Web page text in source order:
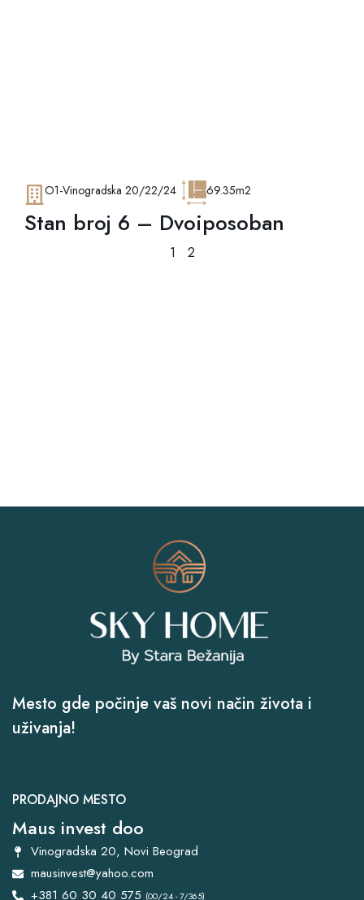
O1-Vinogradska 20/22/24 69.35m2
Stan broj 6 – Dvoiposoban
1 2
Mesto gde počinje vaš novi način života i
uživanja!
PRODAJNO MESTO
Maus invest doo
Vinogradska 20, Novi Beograd
mausinvest@yahoo.com
+381 60 30 40 575 (00/24 - 7/365)